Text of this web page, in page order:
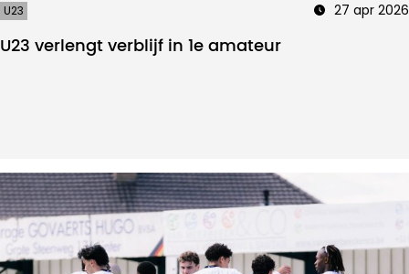
U23 27 apr 2026
U23 verlengt verblijf in 1e amateur